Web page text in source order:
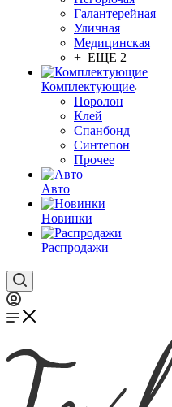
Галантерейная
Уличная
Медицинская
+ ЕЩЕ 2
Комплектующие
Поролон
Клей
Спанбонд
Синтепон
Прочее
Авто
Новинки
Распродажи